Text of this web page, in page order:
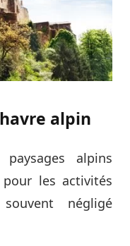
alpin
alpins
les activités
négligé